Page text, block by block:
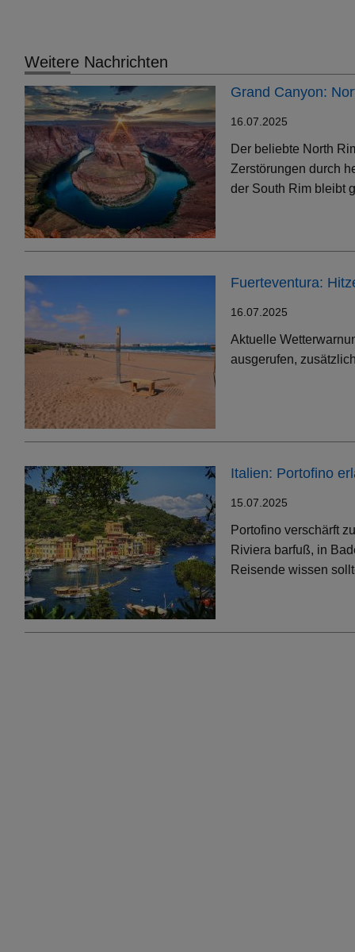
Weitere Nachrichten
Grand Canyon:
16.07.2025
Der beliebte North
Zerstörungen durch
der South Rim bleibt
Fuerteventura:
16.07.2025
Aktuelle
ausgerufen,
Italien: Portofino
15.07.2025
Portofino verschärft
Riviera barfuß, in
Reisende wissen